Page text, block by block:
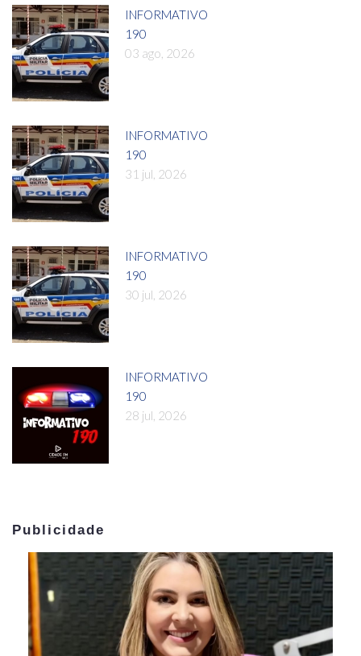
INFORMATIVO
190
03 ago, 2026
INFORMATIVO
190
31 jul, 2026
INFORMATIVO
190
30 jul, 2026
INFORMATIVO
190
28 jul, 2026
Publicidade